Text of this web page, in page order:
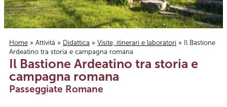
Tu sei qui
Home » Attività » Didattica » Visite, itinerari e laboratori » Il Bastione
Ardeatino tra storia e campagna romana
Il Bastione Ardeatino tra storia e
campagna romana
Passeggiate Romane